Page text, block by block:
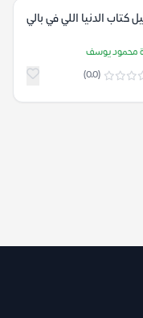
كتاب الدنيا اللي في بالي
محمود يوسف
(0.0)